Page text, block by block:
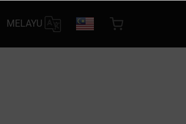
MELAYU